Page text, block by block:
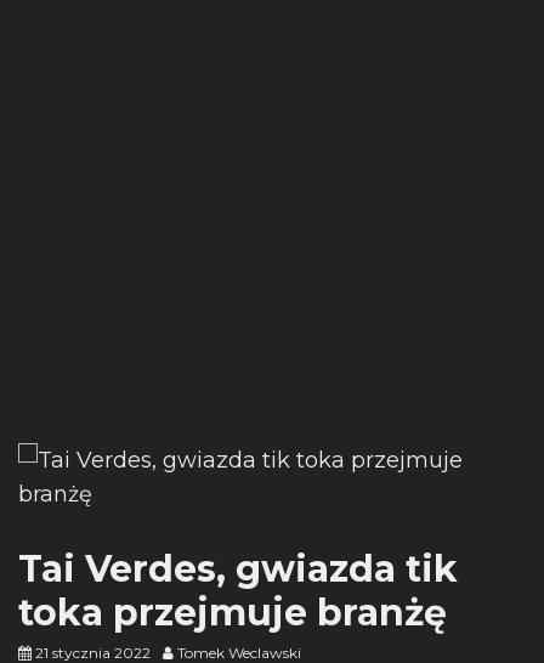
Tai Verdes, gwiazda tik
toka przejmuje branżę
21 stycznia 2022 Tomek Weclawski